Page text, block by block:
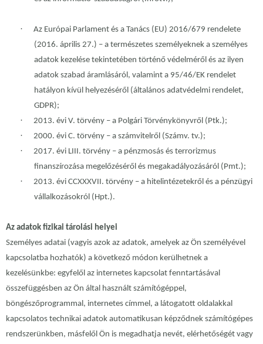
·
Az Európai Parlament és a Tanács (EU) 2016/679 rendelete
(2016. április 27.) – a természetes személyeknek a személyes
adatok kezelése tekintetében történő védelméről és az ilyen
adatok szabad áramlásáról, valamint a 95/46/EK rendelet
hatályon kívül helyezéséről (általános adatvédelmi rendelet,
GDPR);
· 2013. évi V. törvény – a Polgári Törvénykönyvről (Ptk.);
· 2000. évi C. törvény – a számvitelről (Számv. tv.);
·
2017. évi LIII. törvény – a pénzmosás és terrorizmus
finanszírozása megelőzéséről és megakadályozásáról (Pmt.);
·
2013. évi CCXXXVII. törvény – a hitelintézetekről és a pénzügyi
vállalkozásokról (Hpt.).
Az adatok fizikai tárolási helyei
Személyes adatai (vagyis azok az adatok, amelyek az Ön személyével
kapcsolatba hozhatók) a következő módon kerülhetnek a
kezelésünkbe: egyfelől az internetes kapcsolat fenntartásával
összefüggésben az Ön által használt számítógéppel,
böngészőprogrammal, internetes címmel, a látogatott oldalakkal
kapcsolatos technikai adatok automatikusan képződnek számítógépes
rendszerünkben, másfelől Ön is megadhatja nevét, elérhetőségét vagy